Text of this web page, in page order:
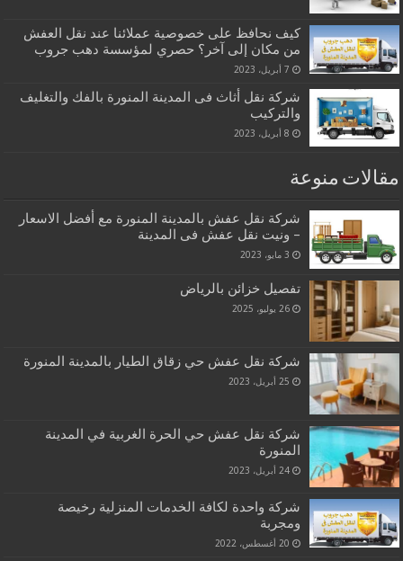
كيف نحافظ على خصوصية عملائنا عند نقل العفش
من مكان إلى آخر؟ حصري لمؤسسة دهب جروب
7 أبريل، 2023
شركة نقل أثاث فى المدينة المنورة بالفك والتغليف
والتركيب
8 أبريل، 2023
مقالات منوعة
شركة نقل عفش بالمدينة المنورة مع أفضل الاسعار
– ونيت نقل عفش فى المدينة
3 مايو، 2023
تفصيل خزائن بالرياض
26 يوليو، 2025
شركة نقل عفش حي زقاق الطيار بالمدينة المنورة
25 أبريل، 2023
شركة نقل عفش حي الحرة الغربية في المدينة
المنورة
24 أبريل، 2023
شركة واحدة لكافة الخدمات المنزلية رخيصة
ومجربة
20 أغسطس، 2022